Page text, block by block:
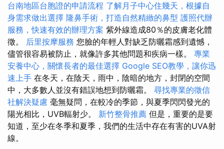
台南地區台胞證的申請流程 了解月子中心住幾天，根據自
身需求做出選擇 隆鼻手術，打造自然精緻的鼻型 護照代辦
服務，快速有效的辦理方案 紫外線造成80％的皮膚老化體
徵。 后里按摩服務 您臉的年輕人對缺乏防曬霜感到遺憾，
儘管很容易被防止，就像許多其他問題和疾病一樣。 專業
安養中心，關懷長者的最佳選擇 Google SEO教學，讓你迅
速上手 在冬天，在陰天，雨中，陰暗的地方，封閉的空間
中，大多數人並沒有錯誤地想到防曬霜。 尋找專業的徵信
社解決疑慮 毫無疑問，在較冷的季節，與夏季閃閃發光的
陽光相比，UVB輻射少。 新竹整骨推薦 但是，重要的是要
知道，至少在冬季和夏季，我們的生活中存在有害的UVA射
線。